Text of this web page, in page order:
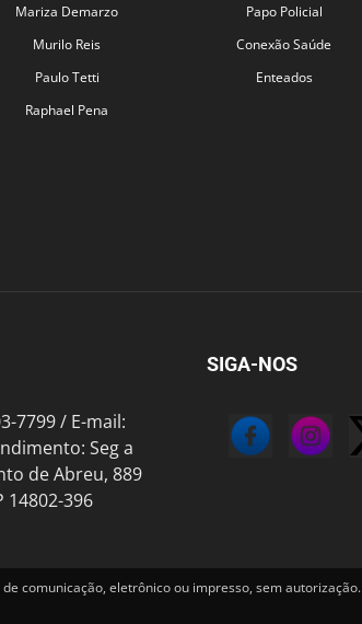
Mariza Demarzo
Murilo Reis
Paulo Tetti
Raphael Pena
Papo Policial
Conexão Saúde
Enteados
7799 / E-mail:
Seg a
de Abreu, 889
14802-396
SIGA-NOS
comunicação, eletrônico ou impresso, sem autorização.